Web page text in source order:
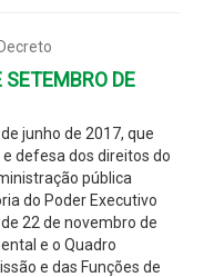
SETEMBRO DE
junho de 2017, que
defesa dos direitos do
pública
do Poder Executivo
22 de novembro de
e o Quadro
e das Funções de